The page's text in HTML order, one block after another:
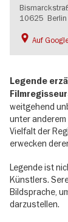
10625 Berlin
Auf
Legende
weitgehend
unter
Vielfalt der
erwecken
Legende ist
Künstlers.
Bildsprache,
darzustellen.